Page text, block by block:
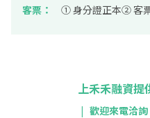
客票：
① 身分證正本② 客
上禾禾融資提
| 歡迎來電洽